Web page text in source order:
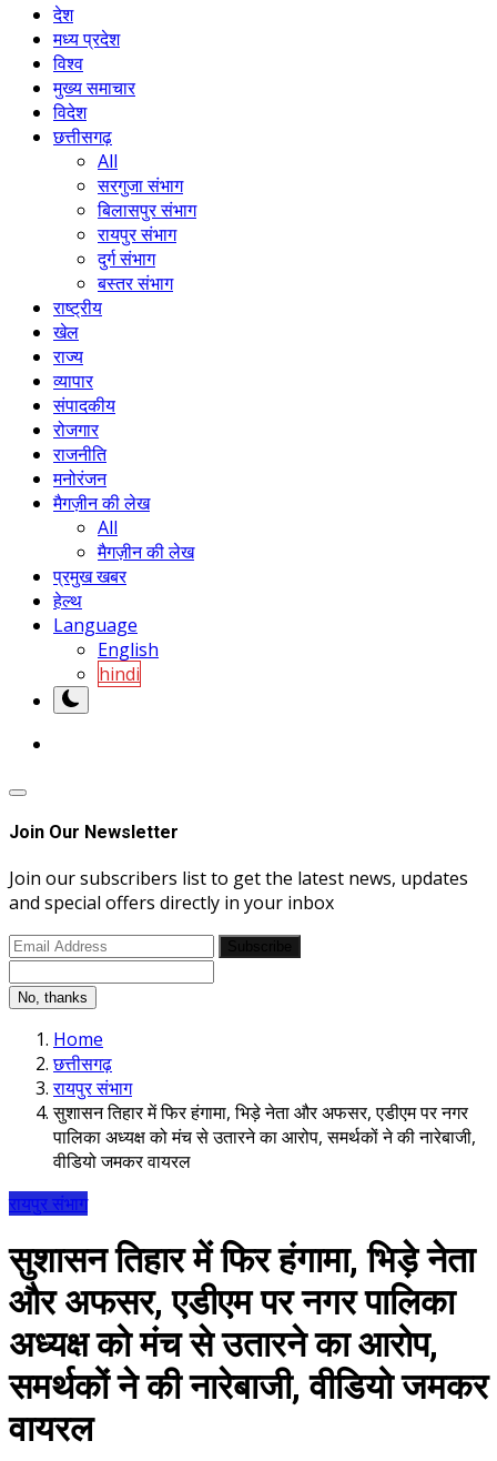
देश
मध्य प्रदेश
विश्व
मुख्य समाचार
विदेश
छत्तीसगढ़
All
सरगुजा संभाग
बिलासपुर संभाग
रायपुर संभाग
दुर्ग संभाग
बस्तर संभाग
राष्ट्रीय
खेल
राज्य
व्यापार
संपादकीय
रोजगार
राजनीति
मनोरंजन
मैगज़ीन की लेख
All
मैगज़ीन की लेख
प्रमुख खबर
हेल्थ
Language
English
hindi
Join Our Newsletter
Join our subscribers list to get the latest news, updates
and special offers directly in your inbox
No, thanks
Home
छत्तीसगढ़
रायपुर संभाग
सुशासन तिहार में फिर हंगामा, भिड़े नेता और अफसर, एडीएम पर नगर
पालिका अध्यक्ष को मंच से उतारने का आरोप, समर्थकों ने की नारेबाजी,
वीडियो जमकर वायरल
रायपुर संभाग
सुशासन तिहार में फिर हंगामा, भिड़े नेता
और अफसर, एडीएम पर नगर पालिका
अध्यक्ष को मंच से उतारने का आरोप,
समर्थकों ने की नारेबाजी, वीडियो जमकर
वायरल